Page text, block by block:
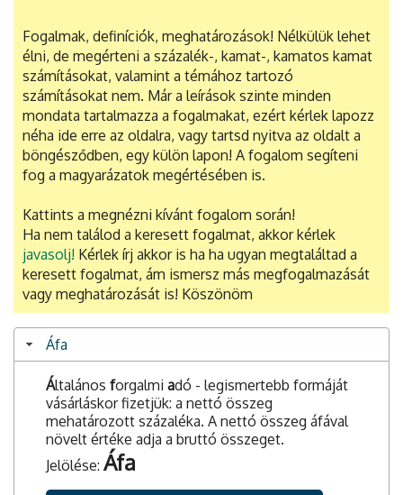
Fogalmak, definíciók, meghatározások! Nélkülük lehet
élni, de megérteni a százalék-, kamat-, kamatos kamat
számításokat, valamint a témához tartozó
számításokat nem. Már a leírások szinte minden
mondata tartalmazza a fogalmakat, ezért kérlek lapozz
néha ide erre az oldalra, vagy tartsd nyitva az oldalt a
böngésződben, egy külön lapon! A fogalom segíteni
fog a magyarázatok megértésében is.
Kattints a megnézni kívánt fogalom során!
Ha nem találod a keresett fogalmat, akkor kérlek
javasolj! Kérlek írj akkor is ha ha ugyan megtaláltad a
keresett fogalmat, ám ismersz más megfogalmazását
vagy meghatározását is! Köszönöm
Áfa
Általánosforgalmiadó - legismertebb formáját
vásárláskor fizetjük: a nettó összeg
mehatározott százaléka. A nettó összeg áfával
növelt értéke adja a bruttó összeget.
Jelölése:Áfa